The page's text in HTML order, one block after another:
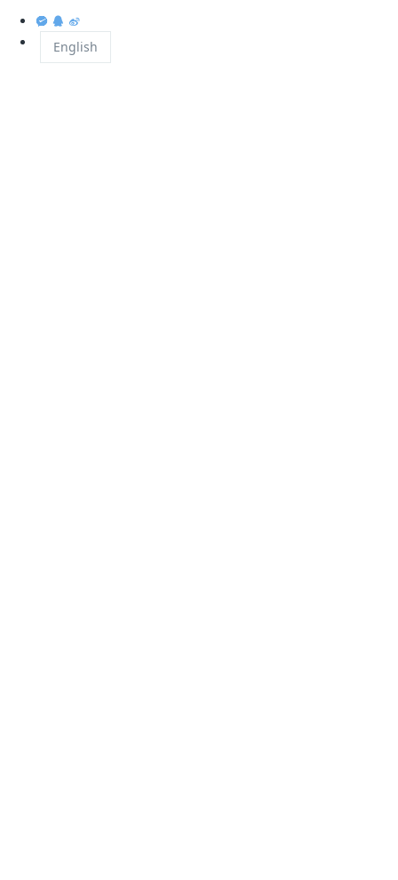
English
测数据虚假标记或弄虚作假等环境违法行为。督促焚烧厂落实保证自动监
测数据质量的主体责任，提高自动监测设备运行管理水平。
5、解决臭气扰民问题